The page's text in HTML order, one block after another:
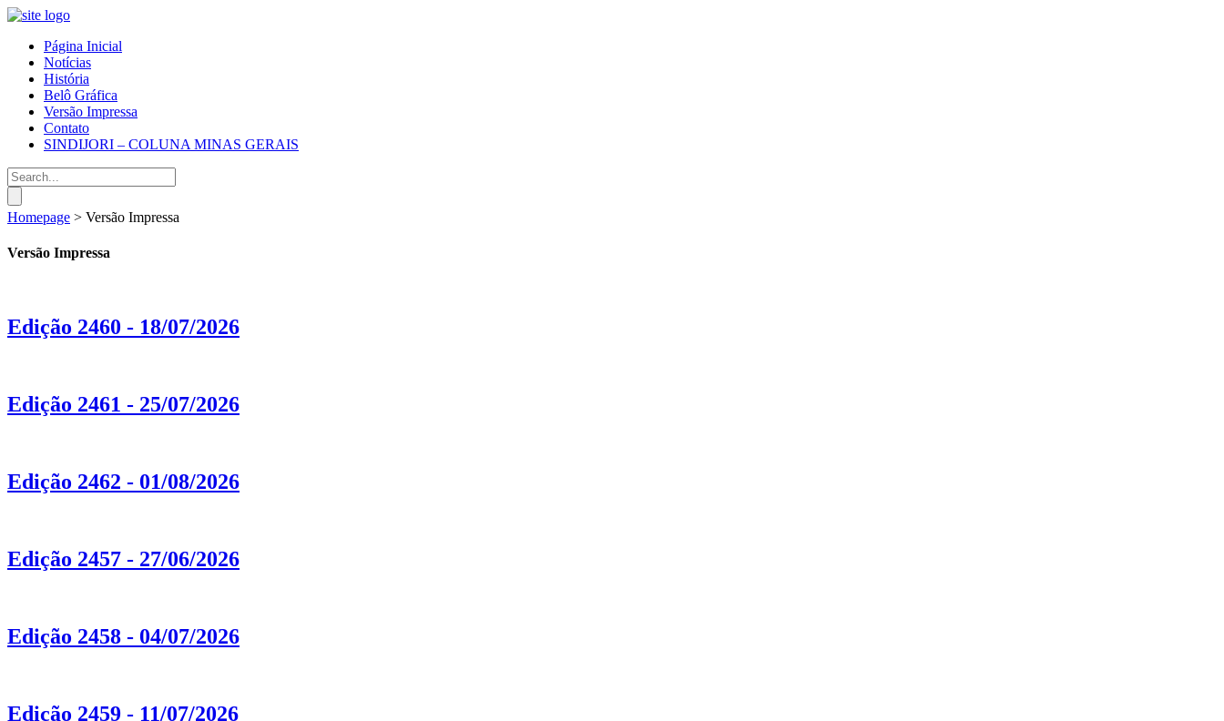
Página Inicial
Notícias
História
Belô Gráfica
Versão Impressa
Contato
SINDIJORI – COLUNA MINAS GERAIS
Homepage > Versão Impressa
Versão Impressa
Edição 2460 - 18/07/2026
Edição 2461 - 25/07/2026
Edição 2462 - 01/08/2026
Edição 2457 - 27/06/2026
Edição 2458 - 04/07/2026
Edição 2459 - 11/07/2026